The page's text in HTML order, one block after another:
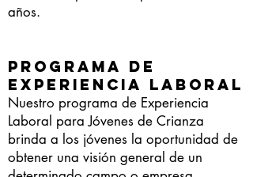
años.
Programa de
experiencia laboral
Nuestro programa de Experiencia
Laboral para Jóvenes de Crianza
brinda a los jóvenes la oportunidad de
obtener una visión general de un